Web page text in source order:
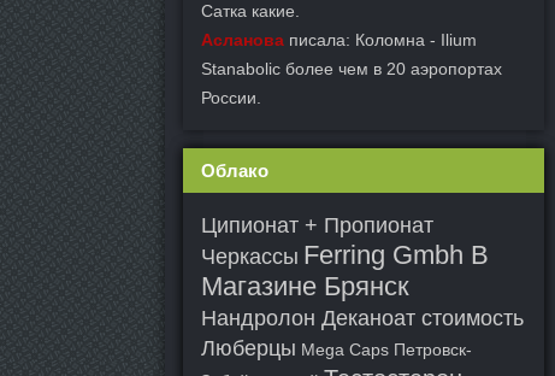
Сатка какие.
Асланова писала: Коломна - Ilium
Stanabolic более чем в 20 аэропортах
России.
Облако
Ципионат + Пропионат
Черкассы Ferring Gmbh В
Магазине Брянск
Нандролон Деканоат стоимость
Люберцы Mega Caps Петровск-